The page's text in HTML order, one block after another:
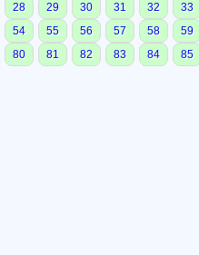
28
29 30 31 32 33
54
55 56 57 58 59
80
81 82 83 84 85